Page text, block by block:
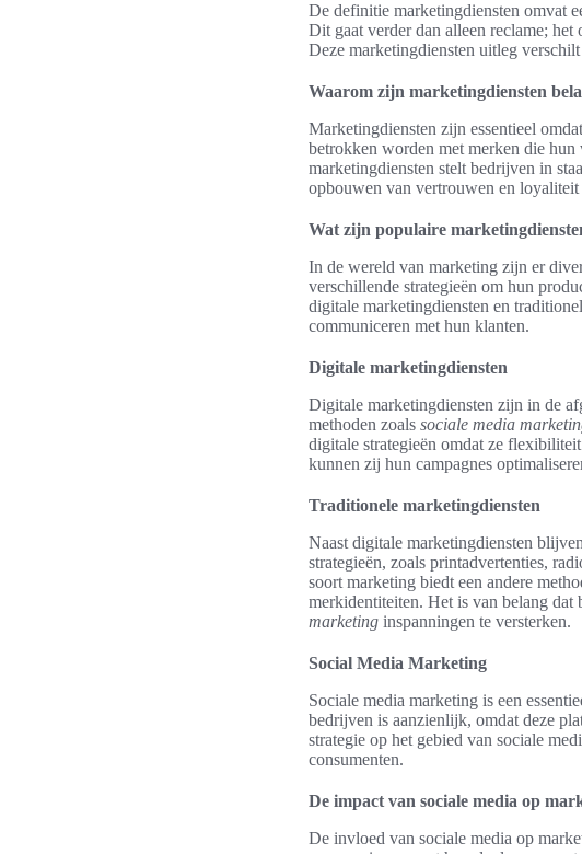
De definitie marketingdiensten omvat
Dit gaat verder dan alleen reclame;
Deze marketingdiensten uitleg
Waarom zijn marketingdiensten
Marketingdiensten zijn essentieel
betrokken worden met merken die
marketingdiensten stelt bedrijven in
opbouwen van vertrouwen en loyaliteit
Wat zijn populaire
In de wereld van marketing zijn er
verschillende strategieën om hun
digitale marketingdiensten en
communiceren met hun klanten.
Digitale marketingdiensten
Digitale marketingdiensten zijn in de
methoden zoals sociale media
digitale strategieën omdat ze
kunnen zij hun campagnes
Traditionele marketingdiensten
Naast digitale marketingdiensten
strategieën, zoals printadvertenties,
soort marketing biedt een andere
merkidentiteiten. Het is van belang dat
marketing inspanningen te versterken.
Social Media Marketing
Sociale media marketing is een
bedrijven is aanzienlijk, omdat deze
strategie op het gebied van sociale
consumenten.
De impact van sociale media op
De invloed van sociale media op